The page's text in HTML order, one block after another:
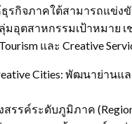
รกิจภาคใต้สามารถแข่ง
มอุตสาหกรรมเป้าหมาย เช่
และ Creative
Cities: พัฒนาย่านแล
สรรค์ระดับภูมิภาค